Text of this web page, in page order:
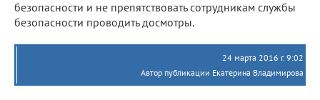
безопасности и не препятствовать сотрудникам службы
безопасности проводить досмотры.
24 марта 2016 г. 9:02
Автор публикации Екатерина Владимирова